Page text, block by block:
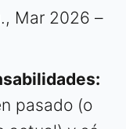
Mar 2026 –
pasado (o